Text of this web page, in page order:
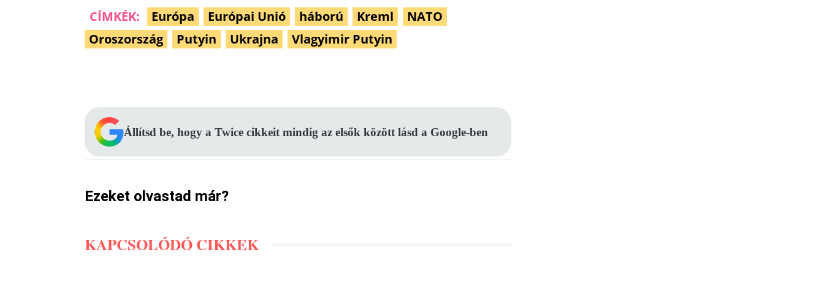
CÍMKÉK: Európa Európai Unió háború Kreml
NATO
Oroszország
Putyin Ukrajna Vlagyimir Putyin
Állítsd be, hogy a Twice cikkeit mindig az elsők között lásd a Google-ben
Ezeket olvastad már?
KAPCSOLÓDÓ CIKKEK